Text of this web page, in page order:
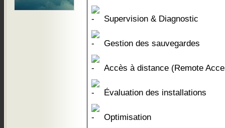
Supervision & Diagnostic
Gestion des sauvegardes
Accès à distance (Remote
Évaluation des installations
Optimisation